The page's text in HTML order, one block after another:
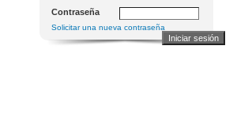
Contraseña
Solicitar una nueva contraseña